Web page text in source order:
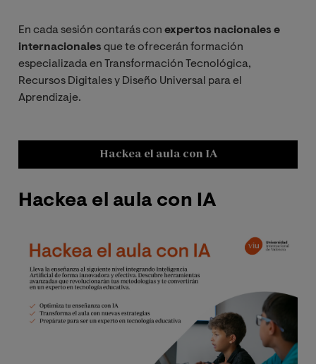
Externas
Trabajo Fin de
Máster
En cada sesión contarás con expertos nacionales e
internacionales que te ofrecerán formación
especializada en Transformación Tecnológica,
Recursos Digitales y Diseño Universal para el
Aprendizaje.
Hackea el aula con IA
Hackea el aula con IA